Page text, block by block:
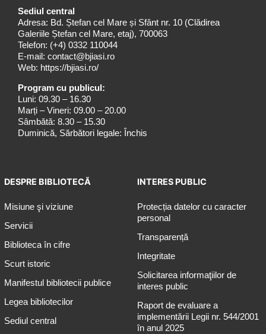
Sediul central
Adresa: Bd. Ștefan cel Mare și Sfânt nr. 10 (Clădirea
Galeriile Ștefan cel Mare, etaj), 700063
Telefon: (+4) 0332 110044
E-mail: contact@bjiasi.ro
Web: https://bjiasi.ro/
Program cu publicul:
Luni: 09.30 – 16.30
Marți – Vineri: 09.00 – 20.00
Sâmbătă: 8.30 – 15.30
Duminică, Sărbători legale: Închis
DESPRE BIBLIOTECĂ
Misiune şi viziune
Servicii
Biblioteca în cifre
Scurt istoric
Manifestul bibliotecii publice
Legea bibliotecilor
Sediul central
INTERES PUBLIC
Protecția datelor cu caracter
personal
Transparență
Integritate
Solicitarea informaţiilor de
interes public
Raport de evaluare a
implementării Legii nr. 544/2001
în anul 2025